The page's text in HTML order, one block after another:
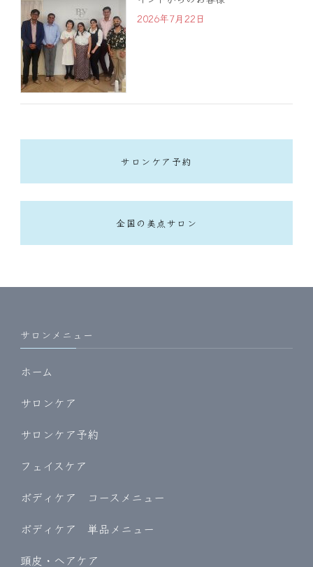
2026年7月22日
サロンケア予約
全国の美点サロン
サロンメニュー
ホーム
サロンケア
サロンケア予約
フェイスケア
ボディケア コースメニュー
ボディケア 単品メニュー
頭皮・ヘアケア